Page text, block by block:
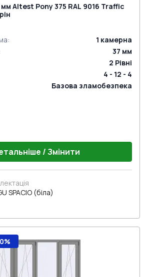
Altest Pony 375 RAL 9016 Traffic
: 1 камерна
37 мм
2 Рівні
4 - 12 - 4
Базова зламобезпека
/ Змінити
SPACIO (біла)